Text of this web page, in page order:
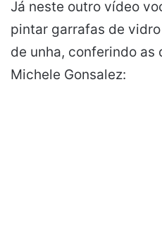
Já neste outro vídeo
pintar garrafas de
de unha, conferindo as
Michele Gonsalez: